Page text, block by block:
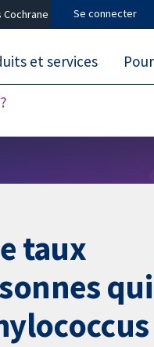
Se connecter
et services
taux